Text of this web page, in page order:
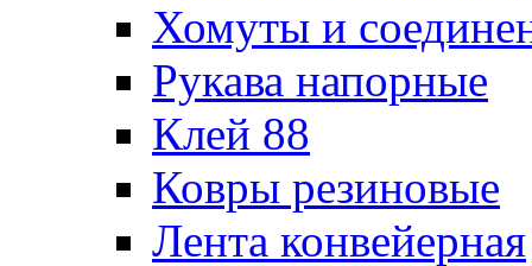
Хомуты и
Рукава напорные
Клей 88
Ковры резиновые
Лента конвейерная